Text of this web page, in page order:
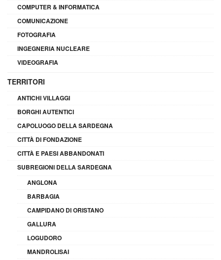
COMPUTER & INFORMATICA
COMUNICAZIONE
FOTOGRAFIA
INGEGNERIA NUCLEARE
VIDEOGRAFIA
TERRITORI
ANTICHI VILLAGGI
BORGHI AUTENTICI
CAPOLUOGO DELLA SARDEGNA
CITTÀ DI FONDAZIONE
CITTÀ E PAESI ABBANDONATI
SUBREGIONI DELLA SARDEGNA
ANGLONA
BARBAGIA
CAMPIDANO DI ORISTANO
GALLURA
LOGUDORO
MANDROLISAI